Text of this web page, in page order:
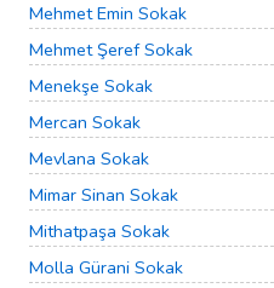
Mehmet Emin Sokak
Mehmet Şeref Sokak
Menekşe Sokak
Mercan Sokak
Mevlana Sokak
Mimar Sinan Sokak
Mithatpaşa Sokak
Molla Gürani Sokak